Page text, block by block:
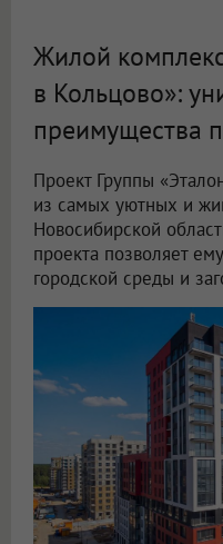
Жилой
в Кольцово»:
преимущества
Проект Группы
из самых уютных и
Новосибирской
проекта позволяет
городской среды и